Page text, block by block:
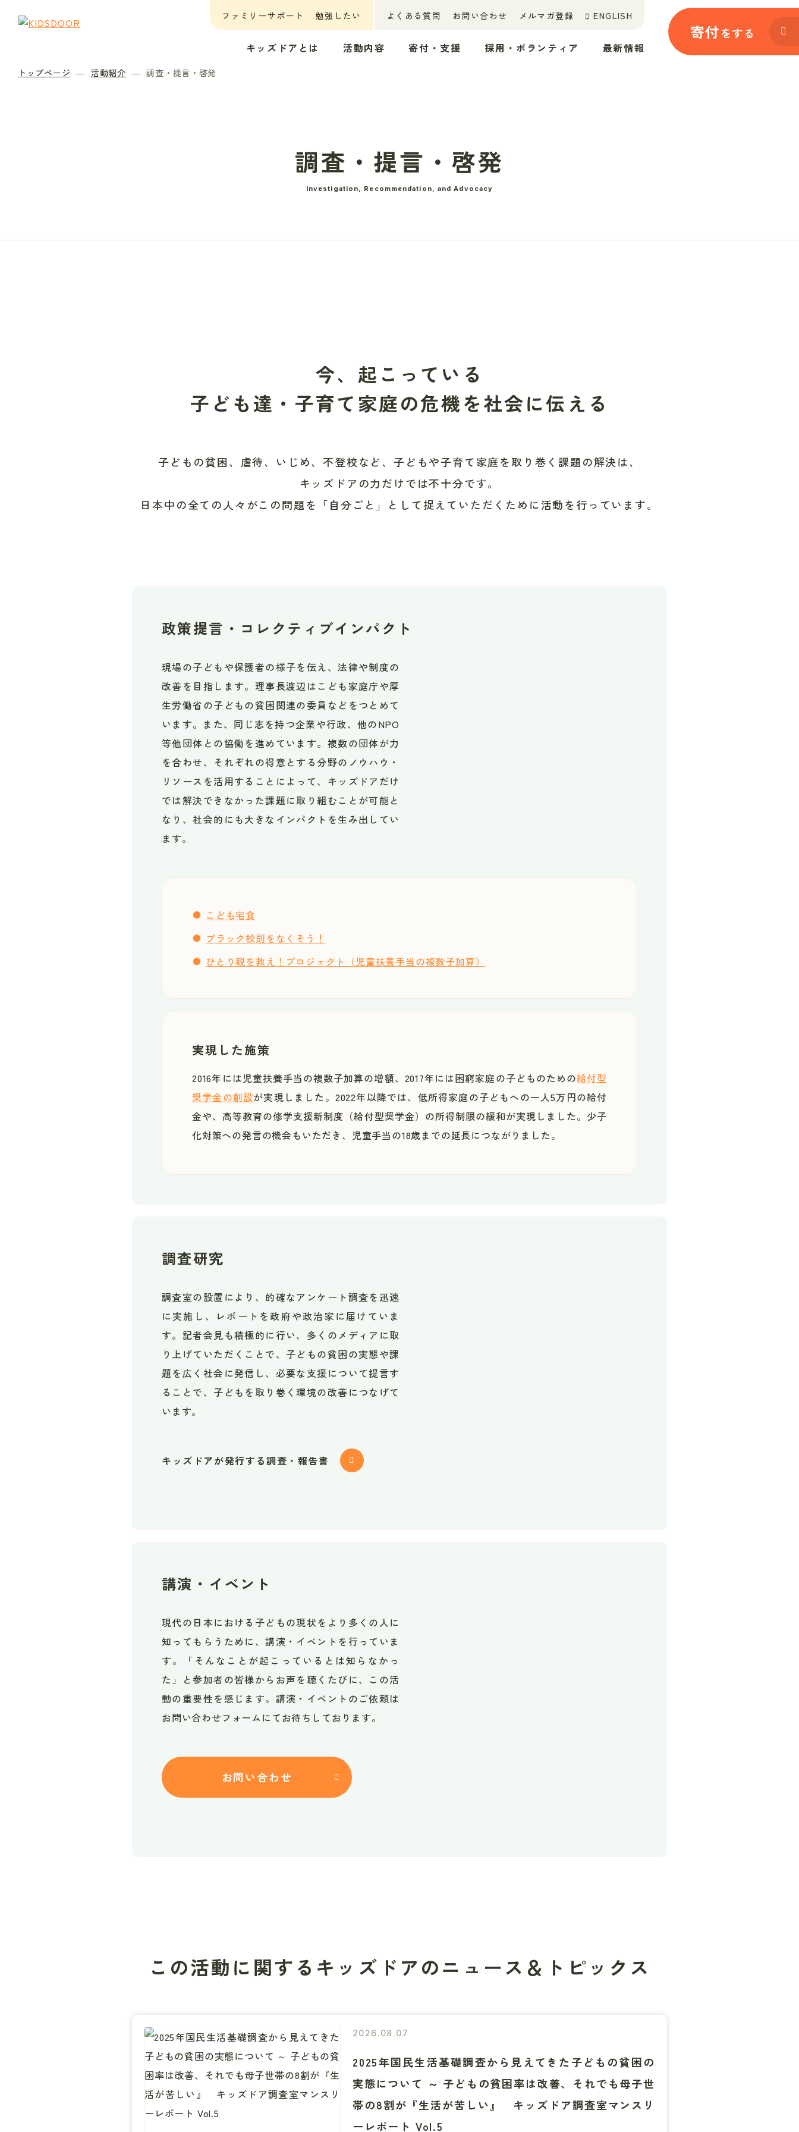
ファミリーサポート 勉強したい よくある質問 お問い合わせ メルマガ登録 ENGLISH
キッズドアとは 活動内容 寄付・支援 採用・ボランティア 最新情報
寄付をする
トップページ 活動紹介 調査・提言・啓発
調査・提言・啓発
Investigation, Recommendation, and Advocacy
今、起こっている
子ども達・子育て家庭の危機を社会に伝える
子どもの貧困、虐待、いじめ、不登校など、子どもや子育て家庭を取り巻く課題の解決は、
キッズドアの力だけでは不十分です。
日本中の全ての人々がこの問題を「自分ごと」として捉えていただくために活動を行っています。
政策提言・ コレクティブインパクト
現場の子どもや保護者の様子を伝え、法律や制度の
改善を目指します。理事長渡辺はこども家庭庁や厚
生労働省の子どもの貧困関連の委員などをつとめて
います。また、同じ志を持つ企業や行政、他のNPO
等他団体との協働を進めています。複数の団体が力
を合わせ、それぞれの得意とする分野のノウハウ・
リソースを活用することによって、キッズドアだけ
では解決できなかった課題に取り組むことが可能と
なり、社会的にも大きなインパクトを生み出してい
ます。
こども宅食
ブラック校則をなくそう！
ひとり親を救え！プロジェクト（児童扶養手当の複数子加算）
実現した施策
2016年には児童扶養手当の複数子加算の増額、2017年には困窮家庭の子どものための給付型
奨学金の創設が実現しました。2022年以降では、低所得家庭の子どもへの一人5万円の給付
金や、高等教育の修学支援新制度（給付型奨学金）の所得制限の緩和が実現しました。少子
化対策への発言の機会もいただき、児童手当の18歳までの延長につながりました。
調査研究
調査室の設置により、的確なアンケート調査を迅速
に実施し、レポートを政府や政治家に届けていま
す。記者会見も積極的に行い、多くのメディアに取
り上げていただくことで、子どもの貧困の実態や課
題を広く社会に発信し、必要な支援について提言す
ることで、子どもを取り巻く環境の改善につなげて
います。
キッズドアが発行する調査・報告書
講演・イベント
現代の日本における子どもの現状をより多くの人に
知ってもらうために、講演・イベントを行っていま
す。「そんなことが起こっているとは知らなかっ
た」と参加者の皆様からお声を聴くたびに、この活
動の重要性を感じます。講演・イベントのご依頼は
お問い合わせフォームにてお待ちしております。
お問い合わせ
この活動に関する キッズドアのニュース＆トピックス
2026.08.07
2025年国民生活基礎調査から見えてきた子どもの貧困の
実態について ～ 子どもの貧困率は改善、それでも母子世
帯の8割が『生活が苦しい』 キッズドア調査室マンスリ
ーレポート Vol.5